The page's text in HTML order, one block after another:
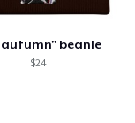
autumn" beanie
$24